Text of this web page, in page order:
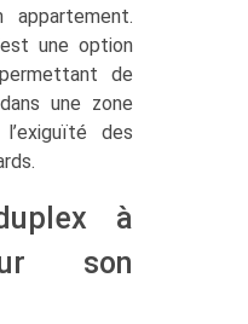
appartement.
une option
de
une zone
des
à
son